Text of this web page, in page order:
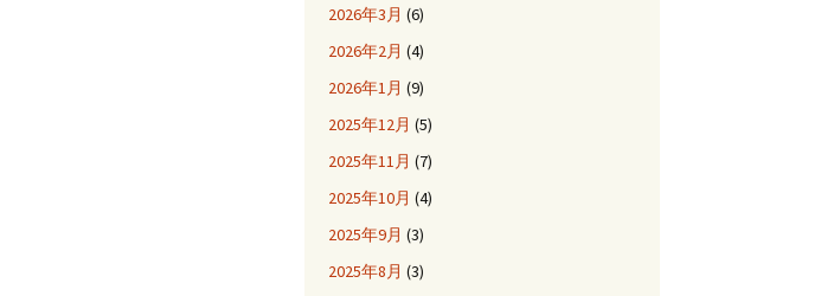
2026年3月 (6)
2026年2月 (4)
2026年1月 (9)
2025年12月 (5)
2025年11月 (7)
2025年10月 (4)
2025年9月 (3)
2025年8月 (3)